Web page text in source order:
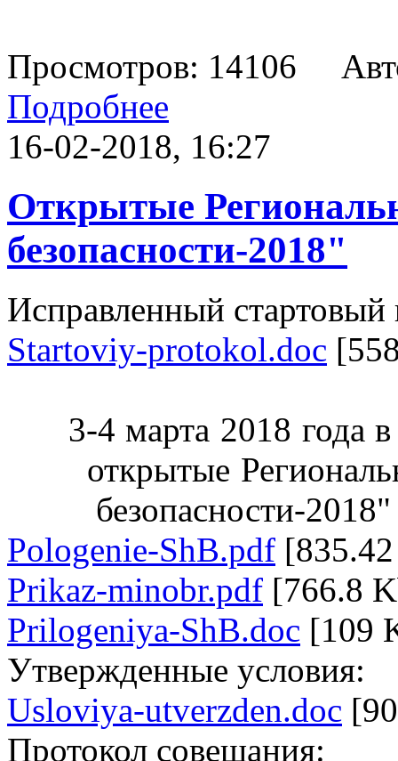
Просмотров: 14106
Подробнее
16-02-2018, 16:27
Открытые
безопасности-2018"
Исправленный стартовый
Startoviy-protokol.doc
3-4 марта 2018 года в
открытые
безопасности-
Pologenie-ShB.pdf
Prikaz-minobr.pdf [766.8
Prilogeniya-ShB.doc [109
Утвержденные условия:
Usloviya-utverzden.doc
Протокол совещания: